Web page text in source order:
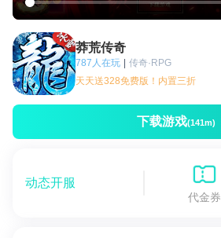
莽荒传奇
787人在玩 | 传奇·RPG
天天送328免费版！内置三折
下载游戏(141m)
动态开服
代金券